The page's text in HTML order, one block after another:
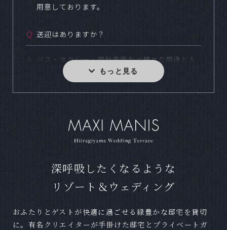
用意しております。
Ｑ 送迎はありますか？
Ａ
バス・タクシー・福祉車両など様々な用途と人
数に合わせてご用意しております。
どの様なスタイルでも結婚式をご実施いただけ
ます。写真のみやお食事のない結婚式など、お
ペットの参加は可能ですか？
がございますが、お気軽にご相談ください。
深呼吸したくなるような
リゾート＆ウェディング
おふたりとゲストが快適に過ごせる緑豊かな邸宅を貸切
に。有名クリエイターが手掛けた邸宅とプライベートガ